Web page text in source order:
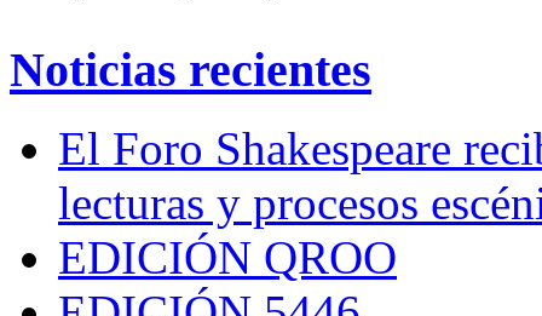
Noticias recientes
El Foro Shakespeare
lecturas y procesos
EDICIÓN QROO